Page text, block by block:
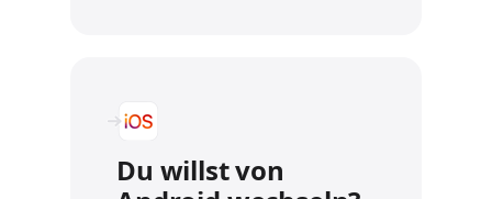
Du willst von